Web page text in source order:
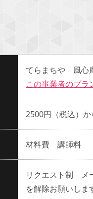
てらまちや 風心
この事業者のプラ
2500円（税込）
材料費 講師料
リクエスト制 メ
を解除お願いしま